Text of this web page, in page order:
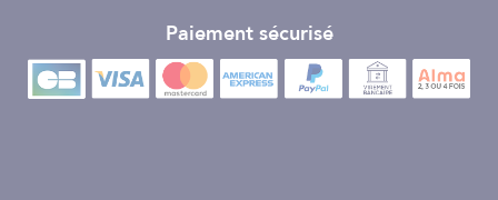
Paiement sécurisé